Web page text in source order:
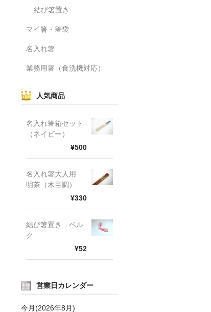
結び箸置き
マイ箸・箸袋
名入れ箸
業務用箸（食洗機対応）
人気商品
名入れ箸箱セット
（ネイビー）
¥500
名入れ箸大人用
明茶（木目調）
¥330
結び箸置き ベル
ク
¥52
営業日カレンダー
今月(2026年8月)